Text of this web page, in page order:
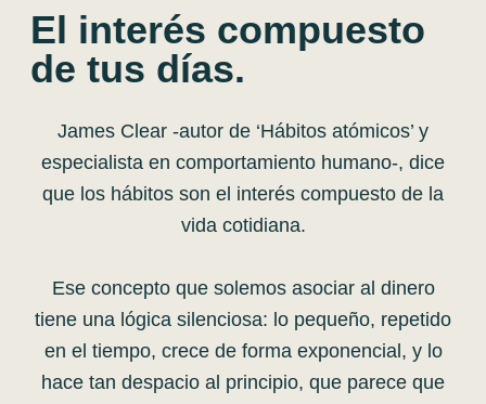
El interés compuesto
de tus días.
James Clear -autor de ‘Hábitos atómicos’ y
especialista en comportamiento humano-, dice
que los hábitos son el interés compuesto de la
vida cotidiana.
Ese concepto que solemos asociar al dinero
tiene una lógica silenciosa: lo pequeño, repetido
en el tiempo, crece de forma exponencial, y lo
hace tan despacio al principio, que parece que